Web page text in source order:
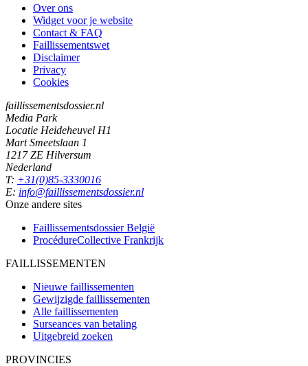
Over ons
Widget voor je website
Contact & FAQ
Faillissementswet
Disclaimer
Privacy
Cookies
faillissementsdossier.nl
Media Park
Locatie Heideheuvel H1
Mart Smeetslaan 1
1217 ZE Hilversum
Nederland
T: +31(0)85-3330016
E: info@faillissementsdossier.nl
Onze andere sites
Faillissementsdossier België
ProcédureCollective Frankrijk
FAILLISSEMENTEN
Nieuwe faillissementen
Gewijzigde faillissementen
Alle faillissementen
Surseances van betaling
Uitgebreid zoeken
PROVINCIES